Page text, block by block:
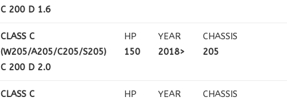
C 200 D 1.6
CLASS C
(W205/A205/C205/S205)
C 200 D 2.0
HP
150
YEAR
2018>
CHASSIS
205
CLASS C
HP
YEAR
CHASSIS